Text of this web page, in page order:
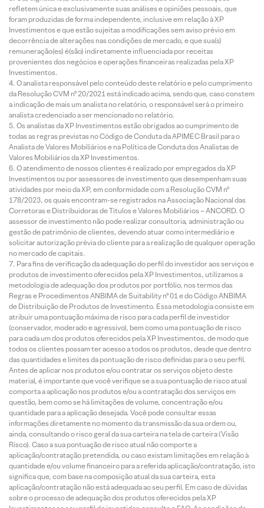
refletem única e exclusivamente suas análises e opiniões pessoais, que
foram produzidas de forma independente, inclusive em relação à XP
Investimentos e que estão sujeitas a modificações sem aviso prévio em
decorrência de alterações nas condições de mercado, e que sua(s)
remuneração(es) é(são) indiretamente influenciada por receitas
provenientes dos negócios e operações financeiras realizadas pela XP
Investimentos.
O analista responsável pelo conteúdo deste relatório e pelo cumprimento
da Resolução CVM nº 20/2021 está indicado acima, sendo que, caso constem
a indicação de mais um analista no relatório, o responsável será o primeiro
analista credenciado a ser mencionado no relatório.
Os analistas da XP Investimentos estão obrigados ao cumprimento de
todas as regras previstas no Código de Conduta da APIMEC Brasil para o
Analista de Valores Mobiliários e na Política de Conduta dos Analistas de
Valores Mobiliários da XP Investimentos.
O atendimento de nossos clientes é realizado por empregados da XP
Investimentos ou por assessores de investimento que desempenham suas
atividades por meio da XP, em conformidade com a Resolução CVM nº
178/2023, os quais encontram-se registrados na Associação Nacional das
Corretoras e Distribuidoras de Títulos e Valores Mobiliários – ANCORD. O
assessor de investimento não pode realizar consultoria, administração ou
gestão de patrimônio de clientes, devendo atuar como intermediário e
solicitar autorização prévia do cliente para a realização de qualquer operação
no mercado de capitais.
Para fins de verificação da adequação do perfil do investidor aos serviços e
produtos de investimento oferecidos pela XP Investimentos, utilizamos a
metodologia de adequação dos produtos por portfólio, nos termos das
Regras e Procedimentos ANBIMA de Suitability nº 01 e do Código ANBIMA
de Distribuição de Produtos de Investimento. Essa metodologia consiste em
atribuir uma pontuação máxima de risco para cada perfil de investidor
(conservador, moderado e agressivo), bem como uma pontuação de risco
para cada um dos produtos oferecidos pela XP Investimentos, de modo que
todos os clientes possam ter acesso a todos os produtos, desde que dentro
das quantidades e limites da pontuação de risco definidas para o seu perfil.
Antes de aplicar nos produtos e/ou contratar os serviços objeto deste
material, é importante que você verifique se a sua pontuação de risco atual
comporta a aplicação nos produtos e/ou a contratação dos serviços em
questão, bem como se há limitações de volume, concentração e/ou
quantidade para a aplicação desejada. Você pode consultar essas
informações diretamente no momento da transmissão da sua ordem ou,
ainda, consultando o risco geral da sua carteira na tela de carteira (Visão
Risco). Caso a sua pontuação de risco atual não comporte a
aplicação/contratação pretendida, ou caso existam limitações em relação à
quantidade e/ou volume financeiro para a referida aplicação/contratação, isto
significa que, com base na composição atual da sua carteira, esta
aplicação/contratação não está adequada ao seu perfil. Em caso de dúvidas
sobre o processo de adequação dos produtos oferecidos pela XP